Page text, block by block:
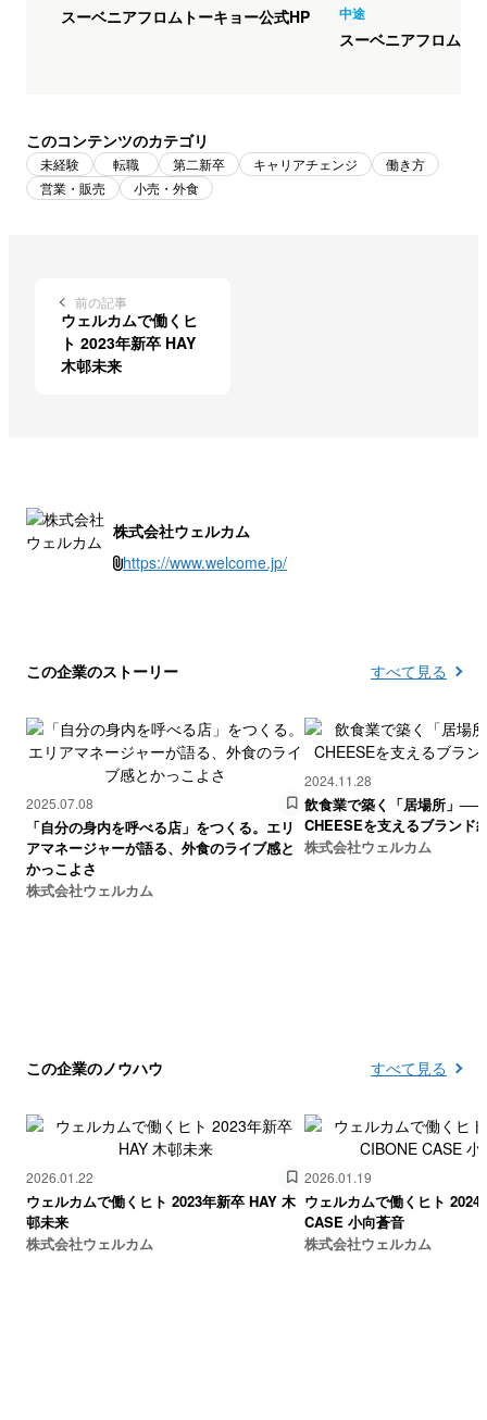
スーベニアフロムトーキョー公式HP 中途
スーベニアフロムト
このコンテンツのカテゴリ
未経験 転職 第二新卒 キャリアチェンジ
働き方
営業・販売
小売・外食
前の記事
ウェルカムで働くヒ
ト 2023年新卒 HAY
木邨未来
株式会社ウェルカム
https://www.welcome.jp/
この企業のストーリー すべて見る
2025.07.08
「自分の身内を呼べる店」をつくる。エリ
アマネージャーが語る、外食のライブ感と
かっこよさ
株式会社ウェルカム
2024.11.28
飲食業で築く「居場所」
CHEESEを支えるブランド
株式会社ウェルカム
この企業のノウハウ すべて見る
2026.01.22
ウェルカムで働くヒト 2023年新卒 HAY 木
邨未来
株式会社ウェルカム
2026.01.19
ウェルカムで働くヒト 2024年新卒
CASE 小向蒼音
株式会社ウェルカム